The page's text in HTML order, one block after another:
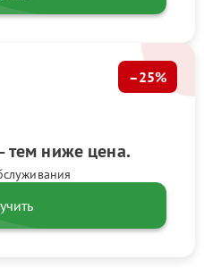
тем ниже цена.
–25%